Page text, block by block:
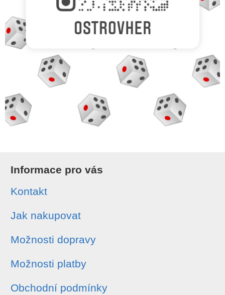
Informace pro vás
Kontakt
Jak nakupovat
Možnosti dopravy
Možnosti platby
Obchodní podmínky